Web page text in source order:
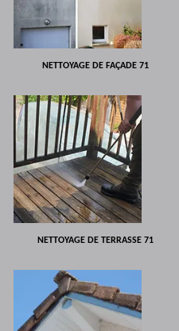
NETTOYAGE DE FAÇADE 71
NETTOYAGE DE TERRASSE 71